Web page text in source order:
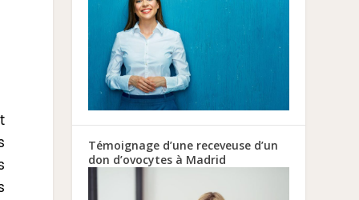
Témoignage d’une receveuse d’un
don d’ovocytes à Madrid